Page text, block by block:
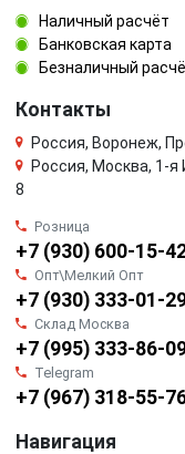
Наличный расчёт
Банковская карта
Безналичный
Контакты
Россия, Воронеж,
Россия, Москва, 1-
8
Розница
+7 (930) 600-15-
Опт\Мелкий Опт
+7 (930) 333-01-
Склад Москва
+7 (995) 333-86-
Telegram
+7 (967) 318-55-
Навигация